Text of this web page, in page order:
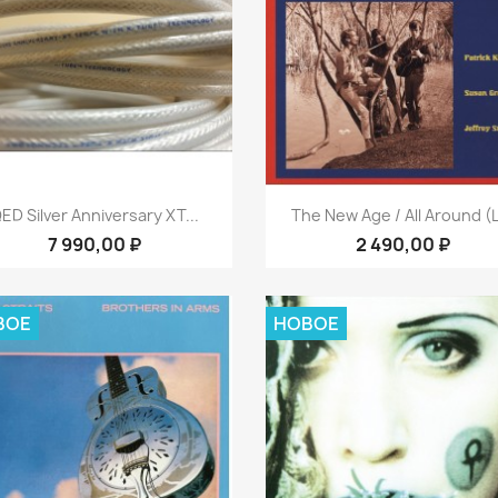
Быстрый просмотр
Silver Anniversary XT...
7 990,00 ₽
Быстрый
The New Age ‎/ All Around
2 490,00 ₽
НОВОЕ